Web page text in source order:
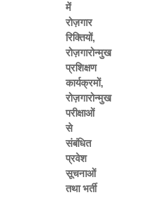
में
रोज़गार
रिक्तियों,
रोज़गारोन्मुख
प्रशिक्षण
कार्यक्रमों,
रोज़गारोन्मुख
परीक्षाओं
से
संबंधित
प्रवेश
सूचनाओं
तथा भर्ती